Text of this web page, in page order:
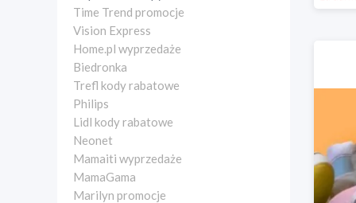
Time Trend promocje
Vision Express
Home.pl wyprzedaże
Biedronka
Trefl kody rabatowe
Philips
Lidl kody rabatowe
Neonet
Mamaiti wyprzedaże
MamaGama
Marilyn promocje